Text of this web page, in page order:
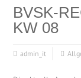
BVSK-
KW 08
admin_it